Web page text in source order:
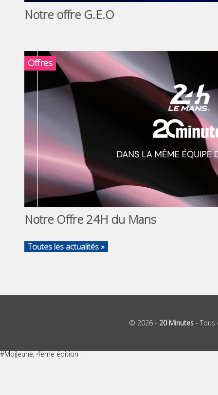
Notre offre G.E.O
Offres
Notre Offre 24H du Mans
Toutes les actualités »
© 2026 - 20 Minutes -
#MoiJeune, 4ème édition !